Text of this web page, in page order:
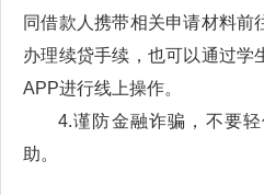
同借款人携带相关申请材料前
办理续贷手续，也可以通过学
APP进行线上操作。
4.谨防金融诈骗，不要
助。